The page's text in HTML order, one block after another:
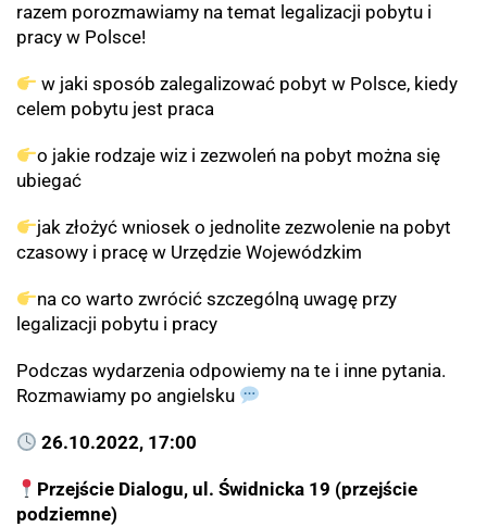
razem porozmawiamy na temat legalizacji pobytu i
pracy w Polsce!
w jaki sposób zalegalizować pobyt w Polsce, kiedy
celem pobytu jest praca
o jakie rodzaje wiz i zezwoleń na pobyt można się
ubiegać
jak złożyć wniosek o jednolite zezwolenie na pobyt
czasowy i pracę w Urzędzie Wojewódzkim
na co warto zwrócić szczególną uwagę przy
legalizacji pobytu i pracy
Podczas wydarzenia odpowiemy na te i inne pytania.
Rozmawiamy po angielsku
26.10.2022, 17:00
Przejście Dialogu, ul. Świdnicka 19 (przejście
podziemne)